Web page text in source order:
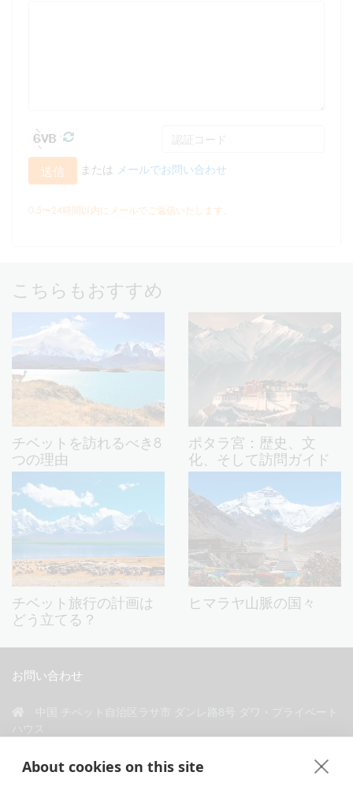
About cookies on this site
送信 または メールでお問い合わせ
0.5〜24時間以内にメールでご返信いたします。
こちらもおすすめ
チベットを訪れるべき8
つの理由
ポタラ宮：歴史、文
化、そして訪問ガイド
チベット旅行の計画は
どう立てる？
ヒマラヤ山脈の国々
お問い合わせ